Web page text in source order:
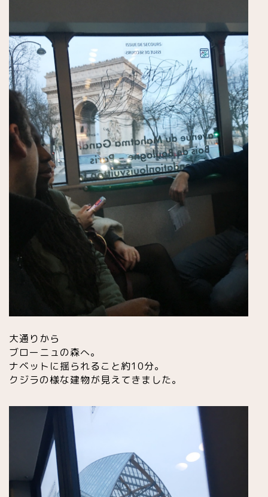
大通りから
ブローニュの森へ。
ナベットに揺られること約10分。
クジラの様な建物が見えてきました。